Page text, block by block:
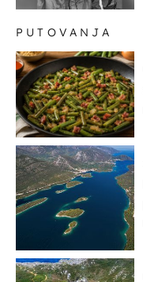
PUTOVANJA